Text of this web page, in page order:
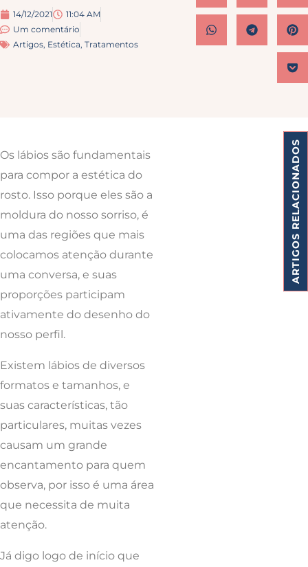
14/12/2021
11:04 AM
Um comentário
Artigos, Estética, Tratamentos
Os lábios são fundamentais
para compor a estética do
rosto. Isso porque eles são a
moldura do nosso sorriso, é
uma das regiões que mais
colocamos atenção durante
uma conversa, e suas
proporções participam
ativamente do desenho do
nosso perfil.
Existem lábios de diversos
formatos e tamanhos, e
suas características, tão
particulares, muitas vezes
causam um grande
encantamento para quem
observa, por isso é uma área
que necessita de muita
atenção.
Já digo logo de início que
ARTIGOS RELACIONADOS